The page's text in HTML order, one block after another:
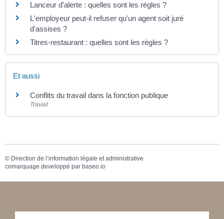
Lanceur d'alerte : quelles sont les règles ?
L'employeur peut-il refuser qu'un agent soit juré
d'assises ?
Titres-restaurant : quelles sont les règles ?
Et aussi
Conflits du travail dans la fonction publique
Travail
© Direction de l’information légale et administrative
comarquage developpé par baseo.io